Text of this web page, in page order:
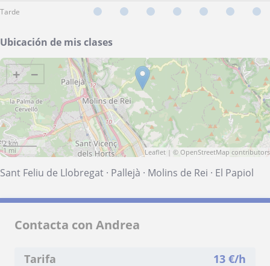
Tarde
Ubicación de mis clases
+ −
2 km
1 mi
Leaflet | © OpenStreetMap contributors
Sant Feliu de Llobregat · Pallejà · Molins de Rei · El Papiol
Contacta con Andrea
Tarifa 13 €/h